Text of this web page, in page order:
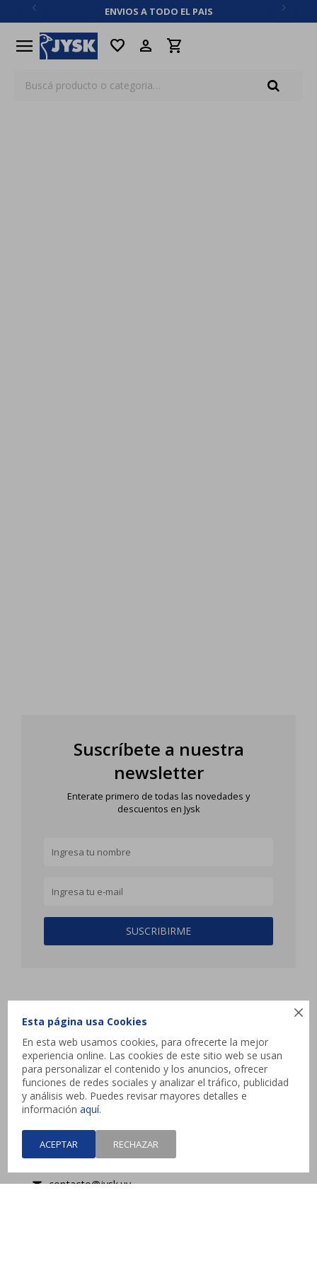

Esta página usa Cookies
En esta web usamos cookies, para ofrecerte la mejor
experiencia online. Las cookies de este sitio web se usan
para personalizar el contenido y los anuncios, ofrecer
funciones de redes sociales y analizar el tráfico, publicidad
y análisis web. Puedes revisar mayores detalles e
informaciónaquí.
ACEPTAR RECHAZAR
ENVIOS A TODO EL PAIS
menu favorite
Suscríbete a nuestra
newsletter
Enterate primero de todas las novedades y
descuentos en Jysk
SUSCRIBIRME
Atencion al cliente
Contacto
contacto@jysk.uy
close